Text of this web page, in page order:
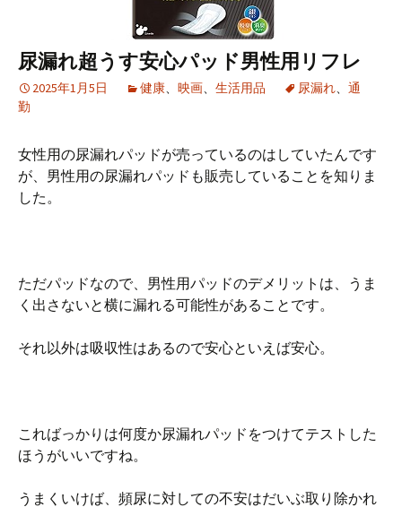
尿漏れ超うす安心パッド男性用リフレ
2025年1月5日 健康、 映画、 生活用品 尿漏れ、 通
勤
女性用の尿漏れパッドが売っているのはしていたんです
が、男性用の尿漏れパッドも販売していることを知りま
した。
ただパッドなので、男性用パッドのデメリットは、うま
く出さないと横に漏れる可能性があることです。
それ以外は吸収性はあるので安心といえば安心。
こればっかりは何度か尿漏れパッドをつけてテストした
ほうがいいですね。
うまくいけば、頻尿に対しての不安はだいぶ取り除かれ